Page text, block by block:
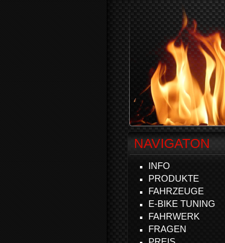
NAVIGATON
INFO
PRODUKTE
FAHRZEUGE
E-BIKE TUNING
FAHRWERK
FRAGEN